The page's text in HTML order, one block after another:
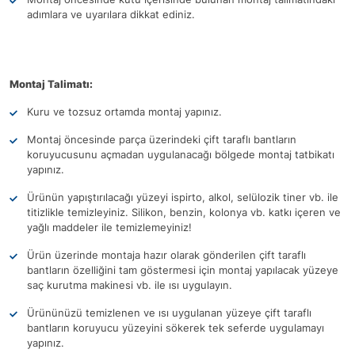
adımlara ve uyarılara dikkat ediniz.
Montaj Talimatı:
Kuru ve tozsuz ortamda montaj yapınız.
Montaj öncesinde parça üzerindeki çift taraflı bantların
koruyucusunu açmadan uygulanacağı bölgede montaj tatbikatı
yapınız.
Ürünün yapıştırılacağı yüzeyi ispirto, alkol, selülozik tiner vb. ile
titizlikle temizleyiniz. Silikon, benzin, kolonya vb. katkı içeren ve
yağlı maddeler ile temizlemeyiniz!
Ürün üzerinde montaja hazır olarak gönderilen çift taraflı
bantların özelliğini tam göstermesi için montaj yapılacak yüzeye
saç kurutma makinesi vb. ile ısı uygulayın.
Ürününüzü temizlenen ve ısı uygulanan yüzeye çift taraflı
bantların koruyucu yüzeyini sökerek tek seferde uygulamayı
yapınız.